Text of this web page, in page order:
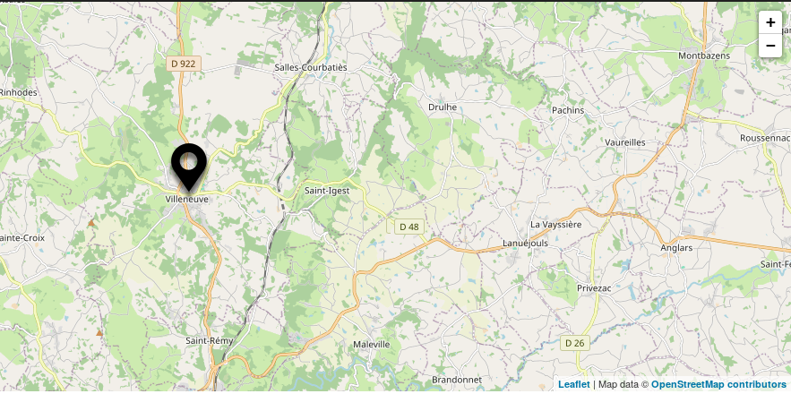
+
−
Leaflet| Map data © OpenStreetMap contributors